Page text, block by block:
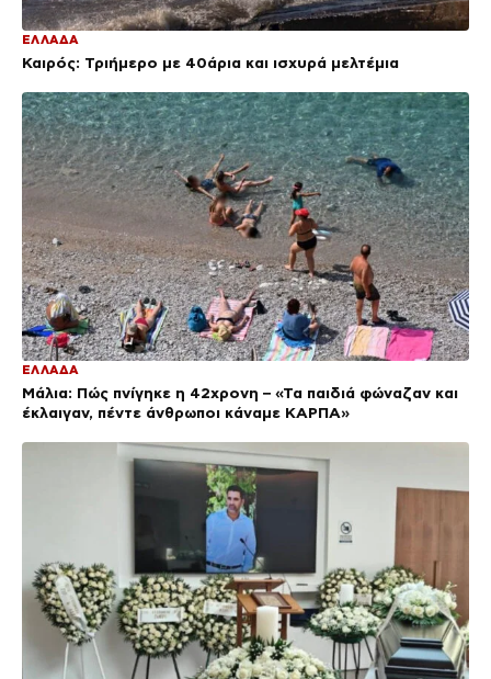
ΕΛΛΑΔΑ
Καιρός: Τριήμερο με 40άρια και ισχυρά μελτέμια
ΕΛΛΑΔΑ
Μάλια: Πώς πνίγηκε η 42χρονη – «Τα παιδιά φώναζαν και
έκλαιγαν, πέντε άνθρωποι κάναμε ΚΑΡΠΑ»